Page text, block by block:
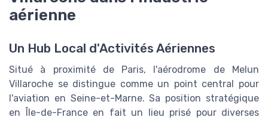
aérienne
Un Hub Local d'Activités Aériennes
Situé à proximité de Paris, l'aérodrome de Melun
Villaroche se distingue comme un point central pour
l'aviation en Seine-et-Marne. Sa position stratégique
en Île-de-France en fait un lieu prisé pour diverses